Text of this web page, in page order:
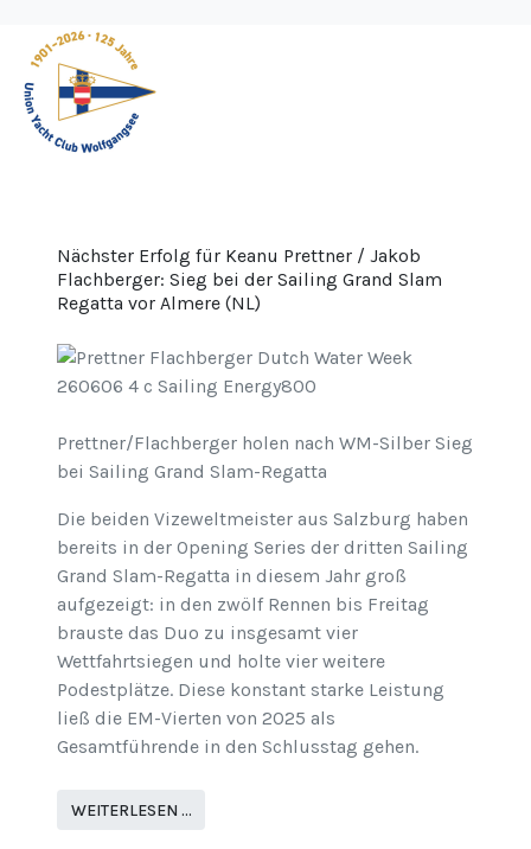
Nächster Erfolg für Keanu Prettner / Jakob
Flachberger: Sieg bei der Sailing Grand Slam
Regatta vor Almere (NL)
Prettner/Flachberger holen nach WM-Silber Sieg
bei Sailing Grand Slam-Regatta
Die beiden Vizeweltmeister aus Salzburg haben
bereits in der Opening Series der dritten Sailing
Grand Slam-Regatta in diesem Jahr groß
aufgezeigt: in den zwölf Rennen bis Freitag
brauste das Duo zu insgesamt vier
Wettfahrtsiegen und holte vier weitere
Podestplätze. Diese konstant starke Leistung
ließ die EM-Vierten von 2025 als
Gesamtführende in den Schlusstag gehen.
WEITERLESEN …